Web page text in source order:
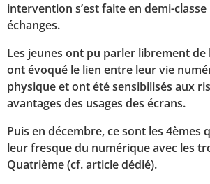
intervention s’est faite en demi-
échanges.
Les jeunes ont pu parler librement
ont évoqué le lien entre leur vie
physique et ont été sensibilisés aux
avantages des usages des écrans.
Puis en décembre, ce sont les 4èmes
leur fresque du numérique avec les
Quatrième (cf. article dédié).